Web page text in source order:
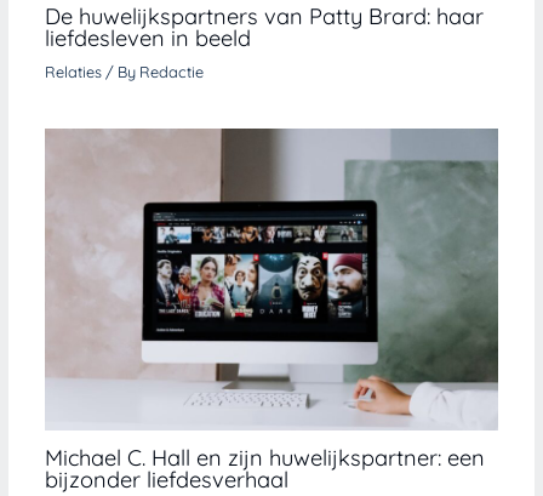
De huwelijkspartners van Patty Brard: haar
liefdesleven in beeld
Relaties/ By Redactie
Michael C. Hall en zijn huwelijkspartner: een
bijzonder liefdesverhaal